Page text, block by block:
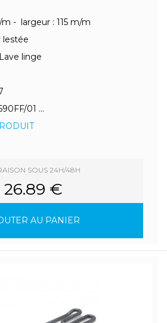
- largeur : 115 m/m
lestée
linge
01 ...
SOUS 24H/48H
26.89 €
AU PANIER